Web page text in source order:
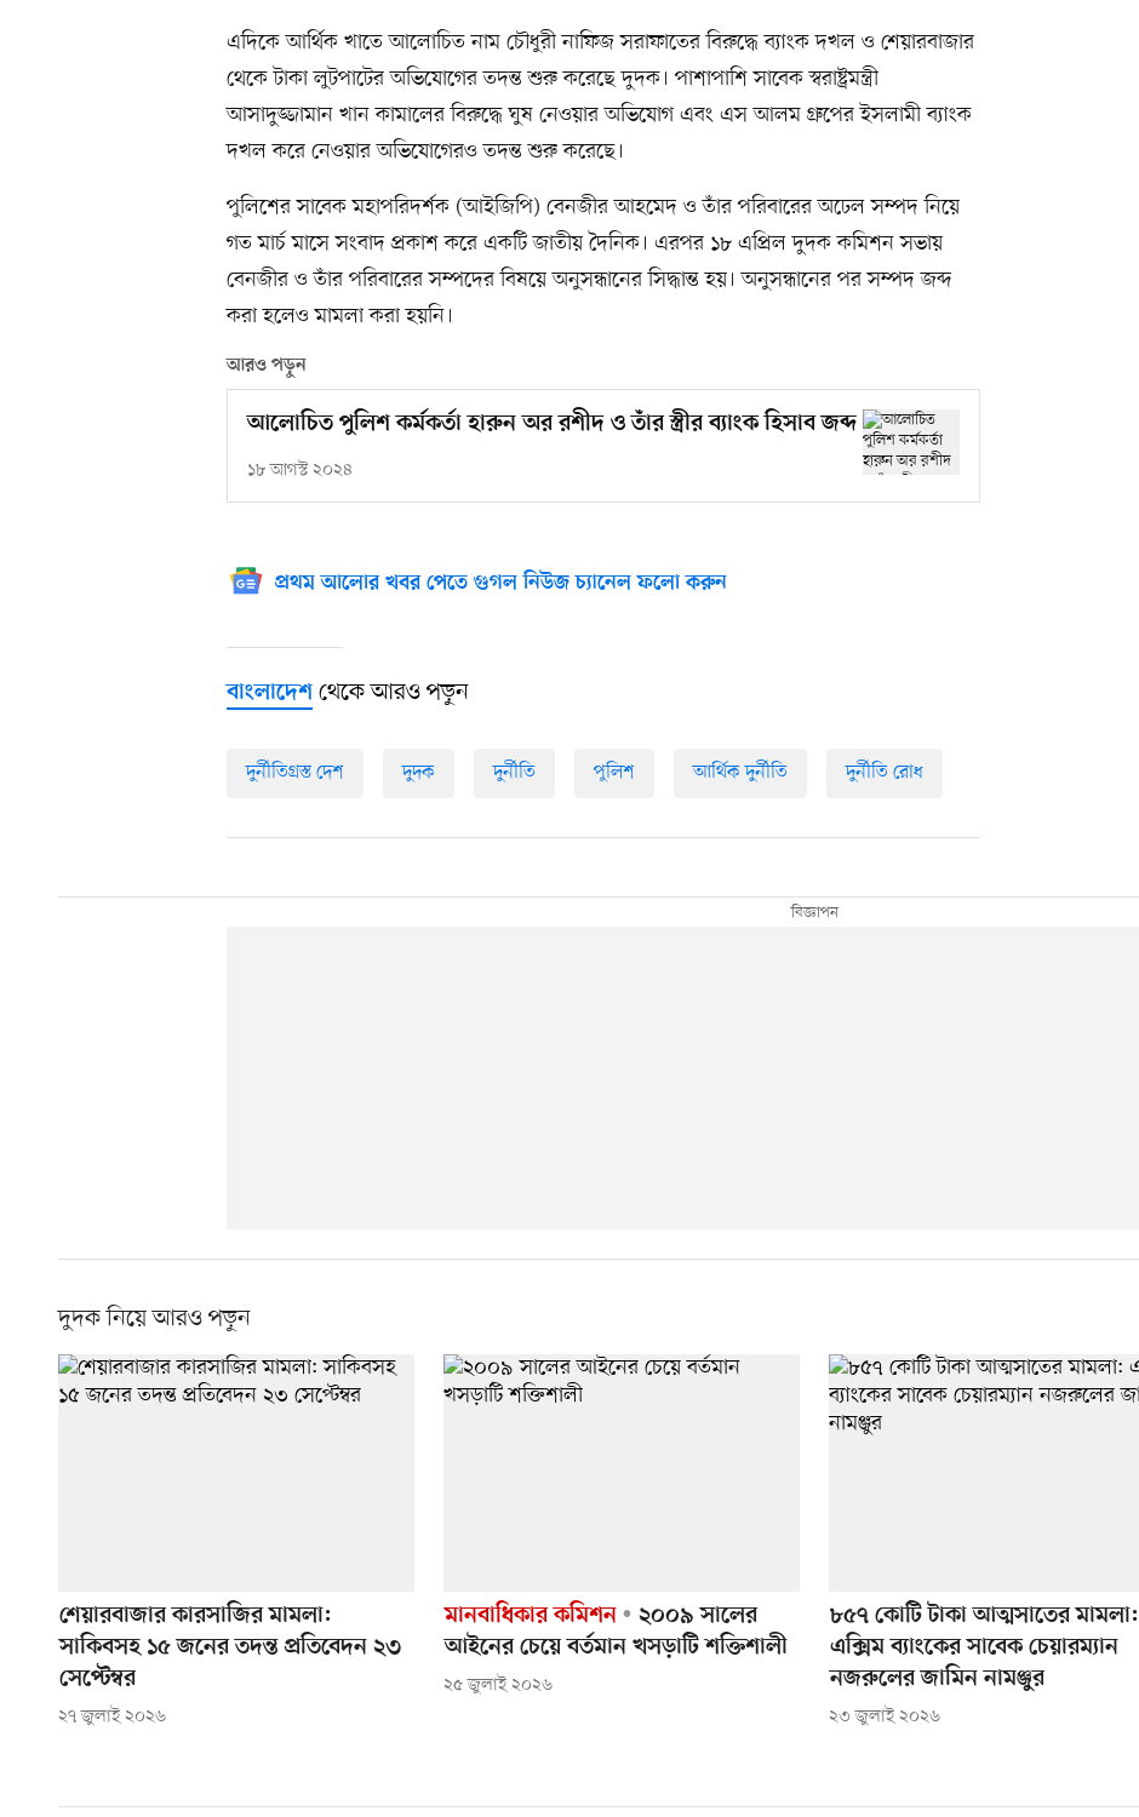
এদিকে আর্থিক খাতে আলোচিত নাম চৌধুরী নাফিজ সরাফাতের বিরুদ্ধে ব্যাংক দখল ও শেয়ারবাজার
থেকে টাকা লুটপাটের অভিযোগের তদন্ত শুরু করেছে দুদক। পাশাপাশি সাবেক স্বরাষ্ট্রমন্ত্রী
আসাদুজ্জামান খান কামালের বিরুদ্ধে ঘুষ নেওয়ার অভিযোগ এবং এস আলম গ্রুপের ইসলামী ব্যাংক
দখল করে নেওয়ার অভিযোগেরও তদন্ত শুরু করেছে।
পুলিশের সাবেক মহাপরিদর্শক (আইজিপি) বেনজীর আহমেদ ও তাঁর পরিবারের অঢেল সম্পদ নিয়ে
গত মার্চ মাসে সংবাদ প্রকাশ করে একটি জাতীয় দৈনিক। এরপর ১৮ এপ্রিল দুদক কমিশন সভায়
বেনজীর ও তাঁর পরিবারের সম্পদের বিষয়ে অনুসন্ধানের সিদ্ধান্ত হয়। অনুসন্ধানের পর সম্পদ জব্দ
করা হলেও মামলা করা হয়নি।
আরও পড়ুন
আলোচিত পুলিশ কর্মকর্তা হারুন অর রশীদ ও তাঁর স্ত্রীর ব্যাংক হিসাব জব্দ
১৮ আগস্ট ২০২৪
প্রথম আলোর খবর পেতে গুগল নিউজ চ্যানেল ফলো করুন
বাংলাদেশ থেকে আরও পড়ুন
দুর্নীতিগ্রস্ত দেশ দুদক দুর্নীতি পুলিশ আর্থিক দুর্নীতি দুর্নীতি রোধ
দুদক নিয়ে আরও পড়ুন
শেয়ারবাজার কারসাজির মামলা:
সাকিবসহ ১৫ জনের তদন্ত প্রতিবেদন ২৩
সেপ্টেম্বর
২৭ জুলাই ২০২৬
মানবাধিকার কমিশন
২০০৯ সালের
আইনের চেয়ে বর্তমান খসড়াটি শক্তিশালী
২৫ জুলাই ২০২৬
৮৫৭ কোটি টাকা আত্মসাতের মামলা:
এক্সিম ব্যাংকের সাবেক চেয়ারম্যান
নজরুলের জামিন নামঞ্জুর
২৩ জুলাই ২০২৬